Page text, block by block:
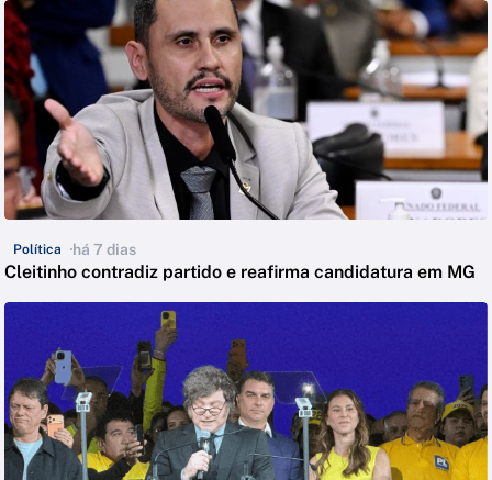
Política há 7 dias
Cleitinho contradiz partido e reafirma candidatura em MG